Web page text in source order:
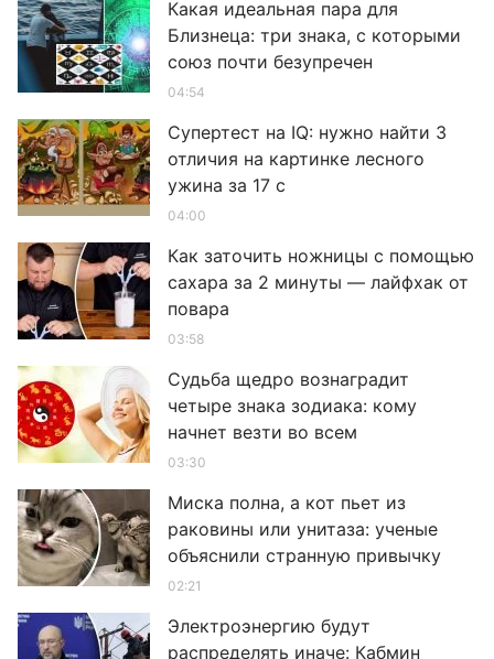
Какая идеальная пара для
Близнеца: три знака, с которыми
союз почти безупречен
04:54
Супертест на IQ: нужно найти 3
отличия на картинке лесного
ужина за 17 с
04:00
Как заточить ножницы с помощью
сахара за 2 минуты — лайфхак от
повара
03:58
Судьба щедро вознаградит
четыре знака зодиака: кому
начнет везти во всем
03:30
Миска полна, а кот пьет из
раковины или унитаза: ученые
объяснили странную привычку
02:21
Электроэнергию будут
распределять иначе: Кабмин